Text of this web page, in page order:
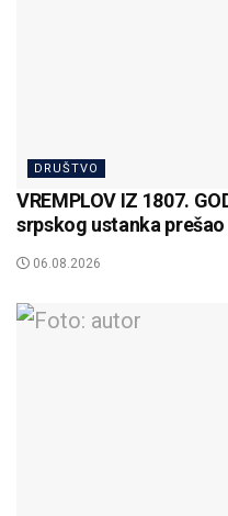
DRUŠTVO
VREMPLOV IZ 1807.
srpskog ustanka
06.08.2026